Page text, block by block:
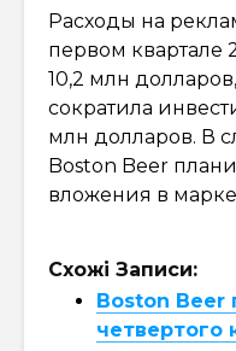
Расходы на
первом квартале
10,2 млн
сократила
млн долларов. В
Boston Beer
вложения в
Схожі Записи:
Boston Beer
четвертого